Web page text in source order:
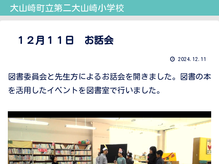
大山崎町立第二大山崎小学校
１２月１１日 お話会
2024.12.11
図書委員会と先生方によるお話会を開きました。図書の本
を活用したイベントを図書室で行いました。